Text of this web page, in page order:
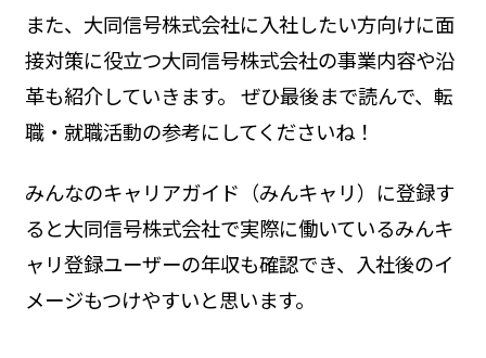
また、大同信号株式会社に入社したい方向けに面
接対策に役立つ大同信号株式会社の事業内容や沿
革も紹介していきます。 ぜひ最後まで読んで、転
職・就職活動の参考にしてくださいね！
みんなのキャリアガイド（みんキャリ）に登録す
ると大同信号株式会社で実際に働いているみんキ
ャリ登録ユーザーの年収も確認でき、入社後のイ
メージもつけやすいと思います。